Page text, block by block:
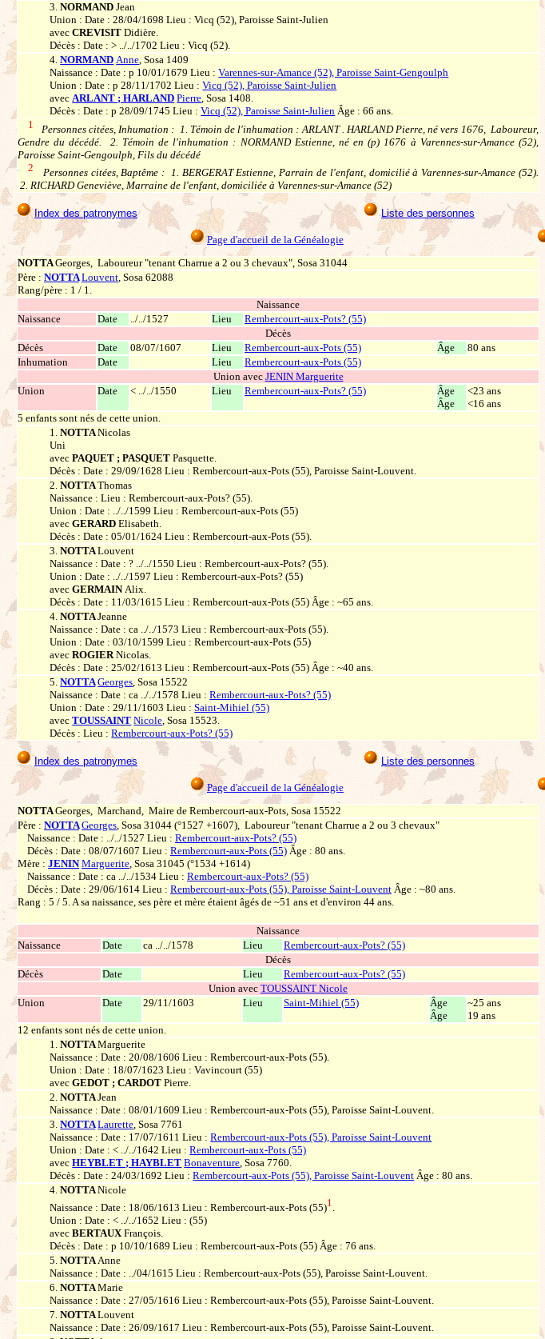
3.NORMANDJean
Union : Date : 28/04/1698 Lieu : Vicq (52), Paroisse Saint-Julien
avecCREVISITDidière.
Décès : Date : > ../../1702 Lieu : Vicq (52).
4.NORMAND Anne, Sosa 1409
Naissance : Date : p 10/01/1679 Lieu :Varennes-sur-Amance (52), Paroisse Saint-Gengoulph
Union : Date : p 28/11/1702 Lieu :Vicq (52), Paroisse Saint-Julien
avecARLANT ; HARLAND Pierre, Sosa 1408.
Décès : Date : p 28/09/1745 Lieu :Vicq (52), Paroisse Saint-Julien Âge : 66 ans.
1 Personnes citées, Inhumation : 1. Témoin de l'inhumation : ARLANT . HARLAND Pierre, né vers 1676, Laboureur,
Gendre du décédé. 2. Témoin de l'inhumation : NORMAND Estienne, né en (p) 1676 à Varennes-sur-Amance (52),
Paroisse Saint-Gengoulph, Fils du décédé
2 Personnes citées, Baptême : 1. BERGERAT Estienne, Parrain de l'enfant, domicilié à Varennes-sur-Amance (52).
2. RICHARD Geneviève, Marraine de l'enfant, domiciliée à Varennes-sur-Amance (52)
Index des patronymes Liste des personnes
Page d'accueil de la Généalogie
NOTTAGeorges, Laboureur "tenant Charrue a 2 ou 3 chevaux", Sosa 31044
Père : NOTTA Louvent, Sosa 62088
Rang/père : 1 / 1.
Naissance
Naissance
Date ../../1527 Lieu
Rembercourt-aux-Pots? (55)
Décès
Décès
Date 08/07/1607 Lieu Rembercourt-aux-Pots (55) Âge
80 ans
Inhumation
Date Lieu
Rembercourt-aux-Pots (55)
Union avec JENIN Marguerite
Union
Date < ../../1550 Lieu Rembercourt-aux-Pots? (55)
Âge
Âge
<23 ans
<16 ans
5 enfants sont nés de cette union.
1.NOTTANicolas
Uni
avecPAQUET ; PASQUETPasquette.
Décès : Date : 29/09/1628 Lieu : Rembercourt-aux-Pots (55), Paroisse Saint-Louvent.
2.NOTTAThomas
Naissance : Lieu : Rembercourt-aux-Pots? (55).
Union : Date : ../../1599 Lieu : Rembercourt-aux-Pots (55)
avecGERARDElisabeth.
Décès : Date : 05/01/1624 Lieu : Rembercourt-aux-Pots (55).
3.NOTTALouvent
Naissance : Date : ? ../../1550 Lieu : Rembercourt-aux-Pots? (55).
Union : Date : ../../1597 Lieu : Rembercourt-aux-Pots? (55)
avecGERMAINAlix.
Décès : Date : 11/03/1615 Lieu : Rembercourt-aux-Pots (55) Âge : ~65 ans.
4.NOTTAJeanne
Naissance : Date : ca ../../1573 Lieu : Rembercourt-aux-Pots (55).
Union : Date : 03/10/1599 Lieu : Rembercourt-aux-Pots (55)
avecROGIERNicolas.
Décès : Date : 25/02/1613 Lieu : Rembercourt-aux-Pots (55) Âge : ~40 ans.
5.NOTTA Georges, Sosa 15522
Naissance : Date : ca ../../1578 Lieu :Rembercourt-aux-Pots? (55)
Union : Date : 29/11/1603 Lieu :Saint-Mihiel (55)
avecTOUSSAINT Nicole, Sosa 15523.
Décès : Lieu :Rembercourt-aux-Pots? (55)
Index des patronymes Liste des personnes
Page d'accueil de la Généalogie
NOTTAGeorges, Marchand, Maire de Rembercourt-aux-Pots, Sosa 15522
Père : NOTTA Georges, Sosa 31044 (°1527 +1607), Laboureur "tenant Charrue a 2 ou 3 chevaux"
Naissance : Date : ../../1527 Lieu : Rembercourt-aux-Pots? (55)
Décès : Date : 08/07/1607 Lieu : Rembercourt-aux-Pots (55) Âge : 80 ans.
Mère : JENIN Marguerite, Sosa 31045 (°1534 +1614)
Naissance : Date : ca ../../1534 Lieu : Rembercourt-aux-Pots? (55)
Décès : Date : 29/06/1614 Lieu : Rembercourt-aux-Pots (55), Paroisse Saint-Louvent Âge : ~80 ans.
Rang : 5 / 5. A sa naissance, ses père et mère étaient âgés de ~51 ans et d'environ 44 ans.
Naissance
Naissance
Date ca ../../1578 Lieu
Rembercourt-aux-Pots? (55)
Décès
Décès
Date Lieu
Rembercourt-aux-Pots? (55)
Union avec TOUSSAINT Nicole
Union
Date 29/11/1603 Lieu Saint-Mihiel (55)
Âge
Âge
~25 ans
19 ans
12 enfants sont nés de cette union.
1.NOTTAMarguerite
Naissance : Date : 20/08/1606 Lieu : Rembercourt-aux-Pots (55).
Union : Date : 18/07/1623 Lieu : Vavincourt (55)
avecGEDOT ; CARDOTPierre.
2.NOTTAJean
Naissance : Date : 08/01/1609 Lieu : Rembercourt-aux-Pots (55), Paroisse Saint-Louvent.
3.NOTTA Laurette, Sosa 7761
Naissance : Date : 17/07/1611 Lieu :Rembercourt-aux-Pots (55), Paroisse Saint-Louvent
Union : Date : < ../../1642 Lieu :Rembercourt-aux-Pots (55)
avecHEYBLET ; HAYBLET Bonaventure, Sosa 7760.
Décès : Date : 24/03/1692 Lieu :Rembercourt-aux-Pots (55), Paroisse Saint-Louvent Âge : 80 ans.
4.NOTTANicole
Naissance : Date : 18/06/1613 Lieu : Rembercourt-aux-Pots (55)1.
Union : Date : < ../../1652 Lieu : (55)
avecBERTAUXFrançois.
Décès : Date : p 10/10/1689 Lieu : Rembercourt-aux-Pots (55) Âge : 76 ans.
5.NOTTAAnne
Naissance : Date : ../04/1615 Lieu : Rembercourt-aux-Pots (55), Paroisse Saint-Louvent.
6.NOTTAMarie
Naissance : Date : 27/05/1616 Lieu : Rembercourt-aux-Pots (55), Paroisse Saint-Louvent.
7.NOTTALouvent
Naissance : Date : 26/09/1617 Lieu : Rembercourt-aux-Pots (55), Paroisse Saint-Louvent.